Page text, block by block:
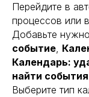
Перейдите в
процессов или
Добавьте
событие,
Календарь:
найти события
Выберите тип